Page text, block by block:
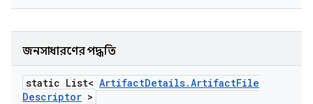
জনসাধারণের পদ্ধতি
static List< ArtifactDetails.ArtifactFile
Descriptor >